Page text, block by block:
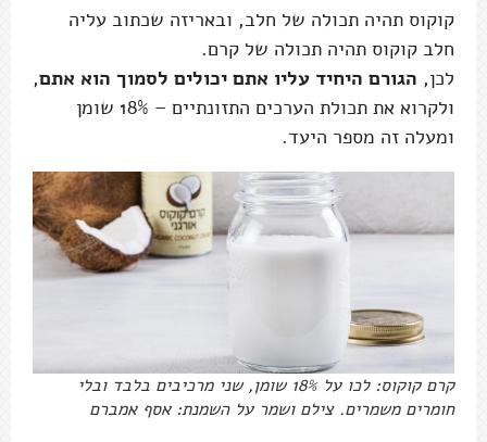
קוקוס תהיה תכולה של חלב, ובאריזה שכתוב עליה
חלב קוקוס תהיה תכולה של קרם.
לכן, הגורם היחיד עליו אתם יכולים לסמוך הוא אתם,
ולקרוא את תכולת הערכים התזונתיים – 18% שומן
ומעלה זה מספר היעד.
קרם קוקוס: לכו על 18% שומן, שני מרכיבים בלבד ובלי
חומרים משמרים. צילם ושמר על השמנת: אסף אמברם